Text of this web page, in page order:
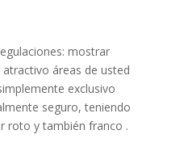
mostrar
áreas de usted
exclusivo
seguro, teniendo
roto y también franco .